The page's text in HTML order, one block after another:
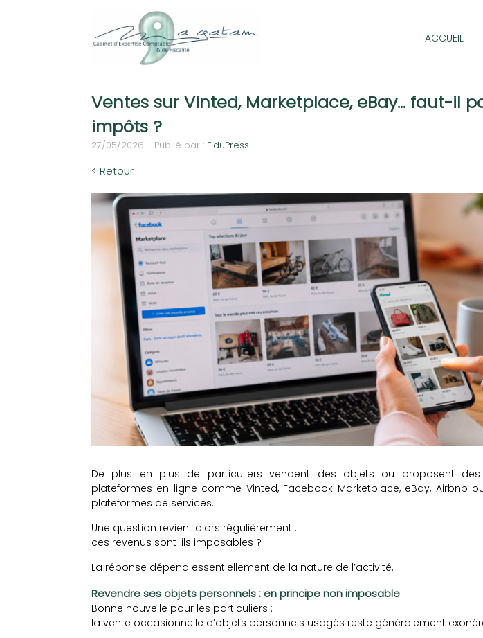
ACCUEIL
Ventes sur Vinted, Marketplace, eBay… faut-il
impôts ?
27/05/2026 - Publié par : FiduPress
< Retour
De plus en plus de particuliers vendent des objets ou proposent
plateformes en ligne comme Vinted, Facebook Marketplace, eBay, Airbnb
plateformes de services.
Une question revient alors régulièrement :
ces revenus sont-ils imposables ?
La réponse dépend essentiellement de la nature de l’activité.
Revendre ses objets personnels : en principe non imposable
Bonne nouvelle pour les particuliers :
la vente occasionnelle d’objets personnels usagés reste généralement